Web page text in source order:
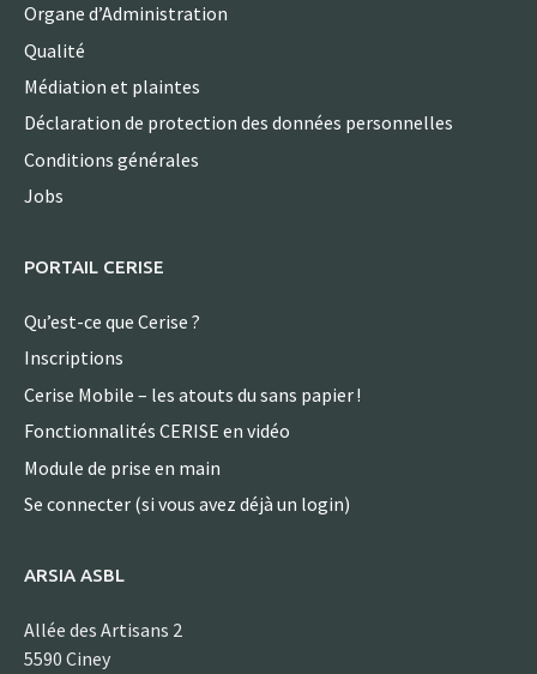
Organe d’Administration
Qualité
Médiation et plaintes
Déclaration de protection des données personnelles
Conditions générales
Jobs
PORTAIL CERISE
Qu’est-ce que Cerise ?
Inscriptions
Cerise Mobile – les atouts du sans papier !
Fonctionnalités CERISE en vidéo
Module de prise en main
Se connecter (si vous avez déjà un login)
ARSIA ASBL
Allée des Artisans 2
5590 Ciney